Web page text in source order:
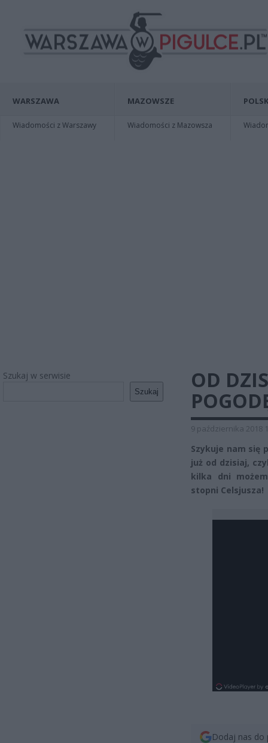
WARSZAWA
Wiadomości z Warszawy
MAZOWSZE
Wiadomości z Mazowsza
Szukaj w serwisie
Szukaj
OD
9 października 2018
Szykuje nam się
już od dzisiaj,
kilka dni
stopni Celsjusza!
Dodaj nas do